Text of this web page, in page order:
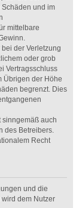
und im
mittelbare
der Verletzung
oder grob
Vertragsschluss
Übrigen der Höhe
begrenzt. Dies
sinngemäß auch
des Betreibers.
Recht
und die
dem Nutzer